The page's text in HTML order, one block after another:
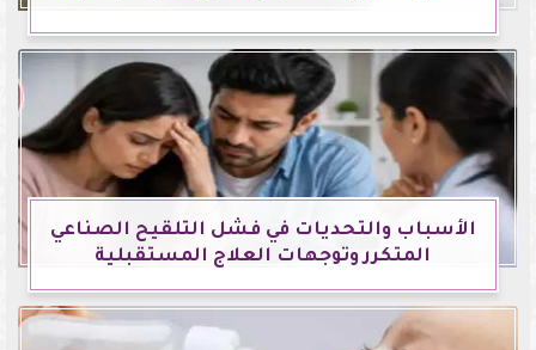
الأسباب والتحديات في فشل التلقيح الصناعي
المتكرر وتوجهات العلاج المستقبلية